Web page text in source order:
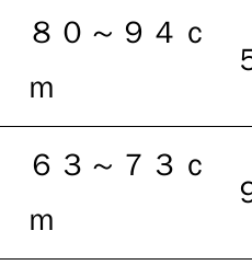
８０～９４ｃ
ｍ
６３～７３ｃ
ｍ